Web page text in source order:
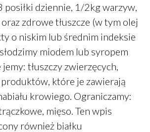
posiłki dziennie, 1/2kg warzyw,
zdrowe tłuszcze (w tym olej
o niskim lub średnim indeksie
miodem lub syropem
tłuszczy zwierzęcych,
które je zawierają
krowiego. Ograniczamy:
mięso. Ten wpis
również białku